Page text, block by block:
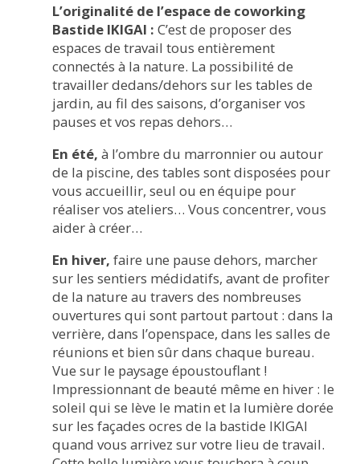
L’originalité de l’espace de coworking
Bastide IKIGAI :C’est de proposer des
espaces de travail tous entièrement
connectés à la nature. La possibilité de
travailler dedans/dehors sur les tables de
jardin, au fil des saisons, d’organiser vos
pauses et vos repas dehors…
En été, à l’ombre du marronnier ou autour
de la piscine, des tables sont disposées pour
vous accueillir, seul ou en équipe pour
réaliser vos ateliers… Vous concentrer, vous
aider à créer…
En hiver, faire une pause dehors, marcher
sur les sentiers médidatifs, avant de profiter
de la nature au travers des nombreuses
ouvertures qui sont partout partout : dans la
verrière, dans l’openspace, dans les salles de
réunions et bien sûr dans chaque bureau.
Vue sur le paysage époustouflant !
Impressionnant de beauté même en hiver : le
soleil qui se lève le matin et la lumière dorée
sur les façades ocres de la bastide IKIGAI
quand vous arrivez sur votre lieu de travail.